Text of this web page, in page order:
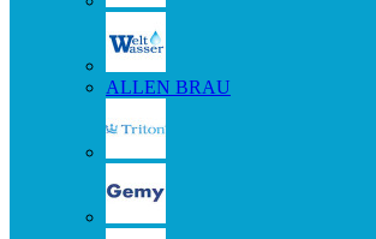
ALLEN BRAU